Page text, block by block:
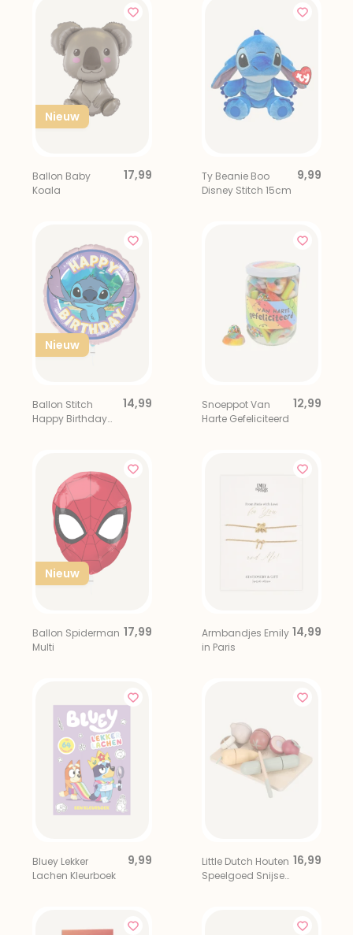
Nieuw
Ballon Baby
Koala
17,99
Ty Beanie Boo
Disney Stitch 15cm
9,99
Nieuw
Ballon Stitch
Happy Birthday
14,99
Snoeppot Van
Harte Gefeliciteerd
12,99
Nieuw
Ballon Spiderman
Multi
17,99
Armbandjes Emily
in Paris
14,99
Bluey Lekker
Lachen Kleurboek
9,99
Little Dutch Houten
Speelgoed Snijset
16,99